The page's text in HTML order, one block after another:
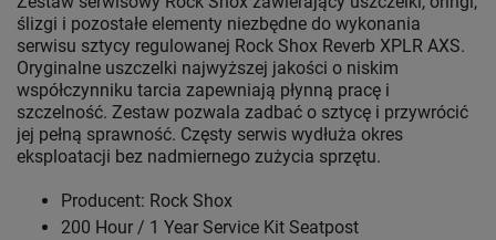
ślizgi i pozostałe elementy niezbędne do wykonania
serwisu sztycy regulowanej Rock Shox Reverb XPLR AXS.
Oryginalne uszczelki najwyższej jakości o niskim
współczynniku tarcia zapewniają płynną pracę i
szczelność. Zestaw pozwala zadbać o sztycę i przywrócić
jej pełną sprawność. Częsty serwis wydłuża okres
eksploatacji bez nadmiernego zużycia sprzętu.
Producent: Rock Shox
200 Hour / 1 Year Service Kit Seatpost